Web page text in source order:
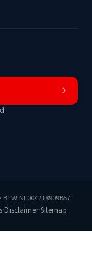
BTW NL004218909B57
·Disclaimer·Sitemap